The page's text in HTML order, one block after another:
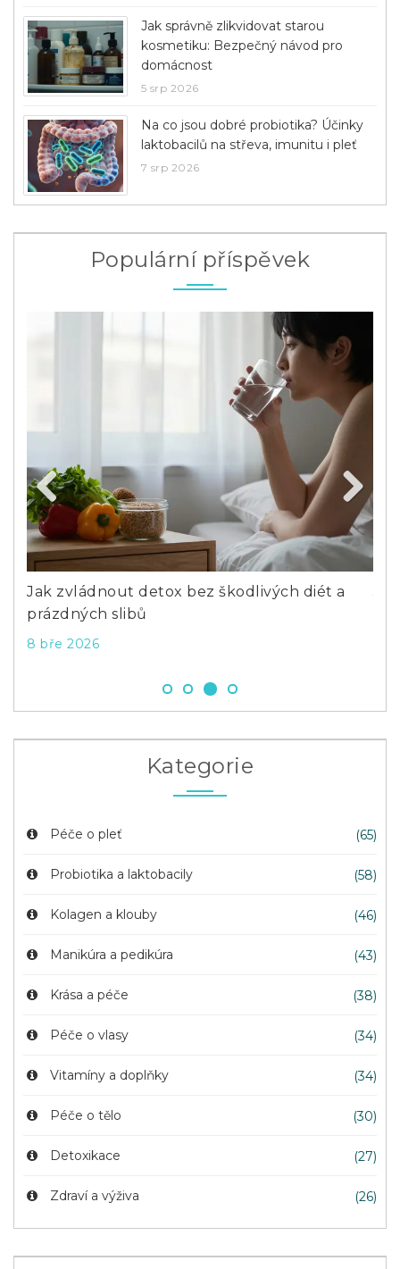
Jak správně zlikvidovat starou
kosmetiku: Bezpečný návod pro
domácnost
5 srp 2026
Na co jsou dobré probiotika? Účinky
laktobacilů na střeva, imunitu i pleť
7 srp 2026
Populární příspěvek
Jak zvládnout detox bez škodlivých diét a
prázdných slibů
8 bře 2026
Previous Next
Kategorie
Péče o pleť (65)
Probiotika a laktobacily (58)
Kolagen a klouby (46)
Manikúra a pedikúra (43)
Krása a péče (38)
Péče o vlasy (34)
Vitamíny a doplňky (34)
Péče o tělo (30)
Detoxikace (27)
Zdraví a výživa (26)